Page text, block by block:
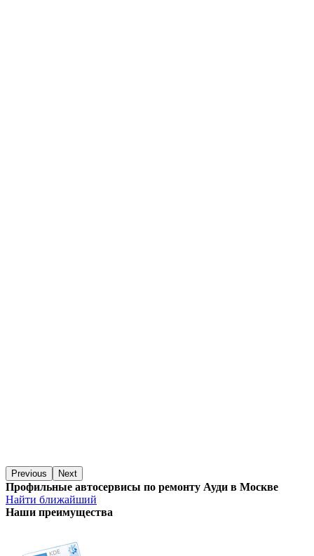
Previous Next
Профильные автосервисы по ремонту Ауди в Москве
Найти ближайший
Наши преимущества